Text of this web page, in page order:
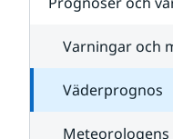
Varningar och
Väderprognos